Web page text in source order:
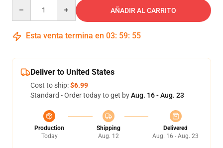
AÑADIR AL CARRITO
Esta venta termina en 03: 59: 55
Deliver to United States
Cost to ship:$6.99
Standard - Order today to get byAug. 16 - Aug. 23
Production
Today
Shipping
Aug. 12
Delivered
Aug. 16 - Aug. 23